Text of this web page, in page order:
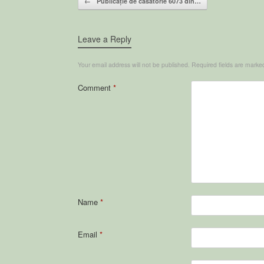
Leave a Reply
Your email address will not be published. Required fields are
Comment *
Name *
Email *